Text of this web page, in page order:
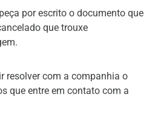
por escrito o documento que
que trouxe
resolver com a companhia o
que entre em contato com a